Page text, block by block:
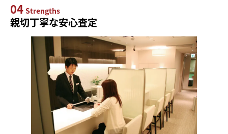
04 Strengths
親切丁寧な安心査定